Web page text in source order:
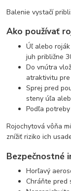
Balenie vystačí
Ako používať
Úľ alebo
juh približne
Do vnútra
atraktivitu pre
Sprej pred
steny úľa
Podľa
Rojochytová vôňa
znížiť riziko ich
Bezpečnostné
Horľavý
Chráňte pred